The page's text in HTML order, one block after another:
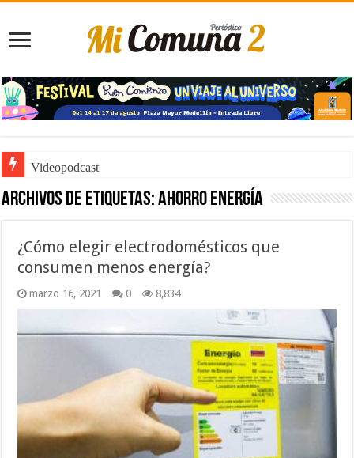
Videopodcast
Archivos de etiquetas:ahorro energía
¿Cómo elegir electrodomésticos que
consumen menos energía?
marzo 16, 2021 0 8,834